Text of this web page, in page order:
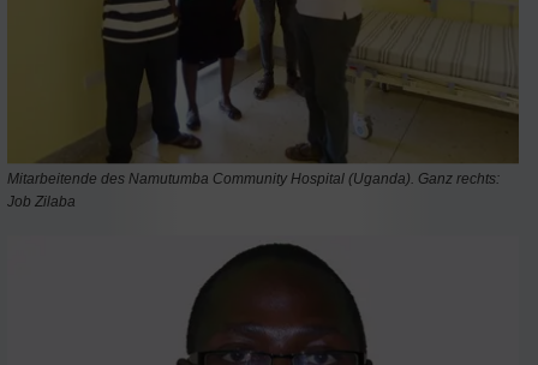
Mitarbeitende des Namutumba Community Hospital (Uganda). Ganz rechts:
Job Zilaba